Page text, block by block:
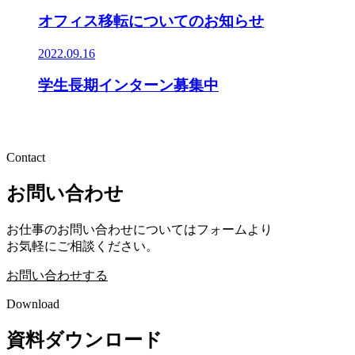
オフィス移転についてのお知らせ
2022.09.16
学生長期インターン募集中
Contact
お問い合わせ
お仕事のお問い合わせについてはフォームより
お気軽にご相談ください。
お問い合わせする
Download
資料ダウンロード